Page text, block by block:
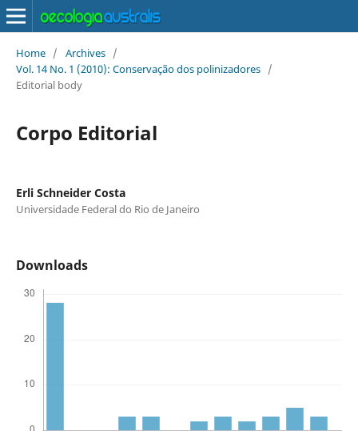
Home / Archives /
Vol. 14 No. 1 (2010): Conservação dos polinizadores /
Editorial body
Corpo Editorial
Erli Schneider Costa
Universidade Federal do Rio de Janeiro
Downloads